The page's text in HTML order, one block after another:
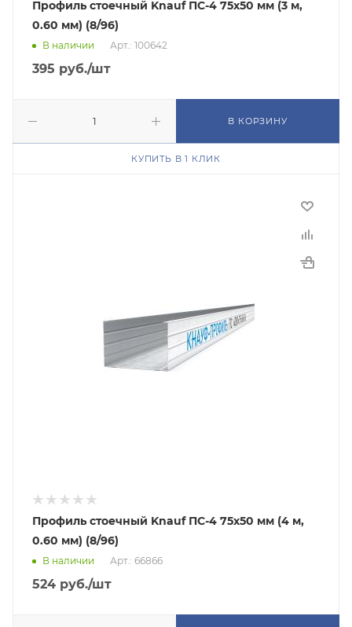
Профиль стоечный Knauf ПС-4 75х50 мм (3 м,
0.60 мм) (8/96)
В наличии Арт.: 100642
395 руб./шт
В КОРЗИНУ
КУПИТЬ В 1 КЛИК
Профиль стоечный Knauf ПС-4 75х50 мм (4 м,
0.60 мм) (8/96)
В наличии Арт.: 66866
524 руб./шт